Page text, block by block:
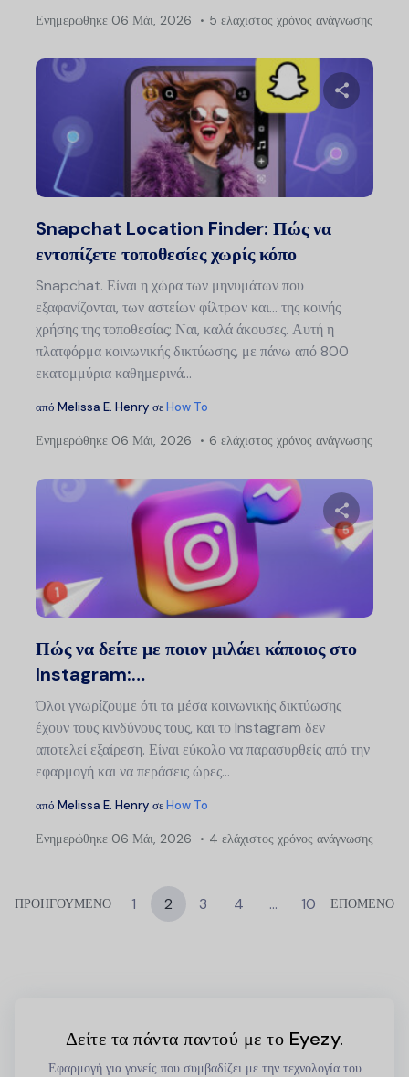
Ενημερώθηκε 06 Μάι, 2026 5 ελάχιστος χρόνος ανάγνωσης
Snapchat Location Finder: Πώς να
εντοπίζετε τοποθεσίες χωρίς κόπο
Snapchat. Είναι η χώρα των μηνυμάτων που
εξαφανίζονται, των αστείων φίλτρων και... της κοινής
χρήσης της τοποθεσίας; Ναι, καλά άκουσες. Αυτή η
πλατφόρμα κοινωνικής δικτύωσης, με πάνω από 800
εκατομμύρια καθημερινά...
από Melissa E. Henry σεHow To
Ενημερώθηκε 06 Μάι, 2026 6 ελάχιστος χρόνος ανάγνωσης
Πώς να δείτε με ποιον μιλάει κάποιος στο
Instagram:…
Όλοι γνωρίζουμε ότι τα μέσα κοινωνικής δικτύωσης
έχουν τους κινδύνους τους, και το Instagram δεν
αποτελεί εξαίρεση. Είναι εύκολο να παρασυρθείς από την
εφαρμογή και να περάσεις ώρες...
από Melissa E. Henry σεHow To
Ενημερώθηκε 06 Μάι, 2026 4 ελάχιστος χρόνος ανάγνωσης
ΠΡΟΗΓΟΥΜΕΝΟ 1 2 3 4 … 10 ΕΠΟΜΕΝΟ
Δείτε τα πάντα παντού με το Eyezy.
Εφαρμογή για γονείς που συμβαδίζει με την τεχνολογία του